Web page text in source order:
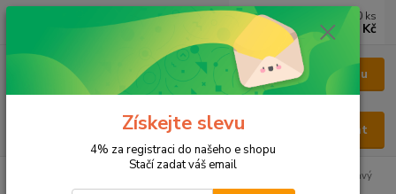
Menu
Hledat
0 ks
0 Kč
Ženšen pravý
Získejte slevu
4% za registraci do našeho e shopu
Stačí zadat váš email